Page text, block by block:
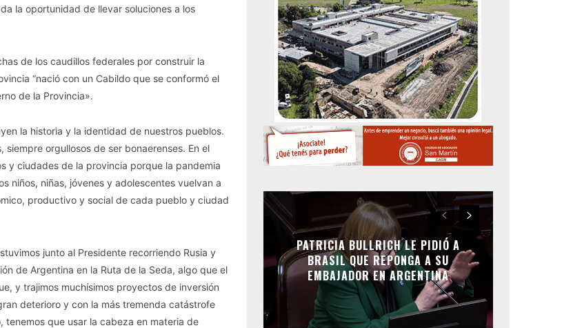
la oportunidad de llevar soluciones a los
de los caudillos federales por construir la
“nació con un Cabildo que se conformó el
de la Provincia».
la historia y la identidad de nuestros pueblos.
orgullosos de ser bonaerenses. En el
y ciudades de la provincia porque la pandemia
niños, niñas, jóvenes y adolescentes vuelvan a
productivo y social de cada pueblo y ciudad
junto al Presidente recorriendo Rusia y
de Argentina en la Ruta de la Seda, algo que el
y trajimos muchísimos proyectos de inversión
deterioro y con la más tremenda catástrofe
tenemos que usar la cabeza en materia de
PATRICIA BULLRICH LE PIDIÓ A
BRASIL QUE REPONGA A SU
EMBAJADOR EN ARGENTINA